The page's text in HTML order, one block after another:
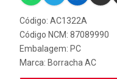
Código: AC1322A
Código NCM: 87089990
Embalagem: PC
Marca: Borracha AC